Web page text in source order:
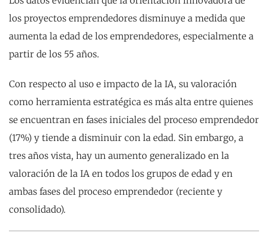
los proyectos emprende­dores disminuye a medida que
aumenta la edad de los emprendedores, especialmente a
partir de los 55 años.
Con respecto al uso e impacto de la IA, su valoración
como herramienta estratégica es más alta entre quienes
se encuentran en fases iniciales del proceso emprendedor
(17%) y tiende a disminuir con la edad. Sin embargo, a
tres años vista, hay un aumento generalizado en la
valoración de la IA en todos los grupos de edad y en
ambas fases del proceso emprendedor (reciente y
consolidado).